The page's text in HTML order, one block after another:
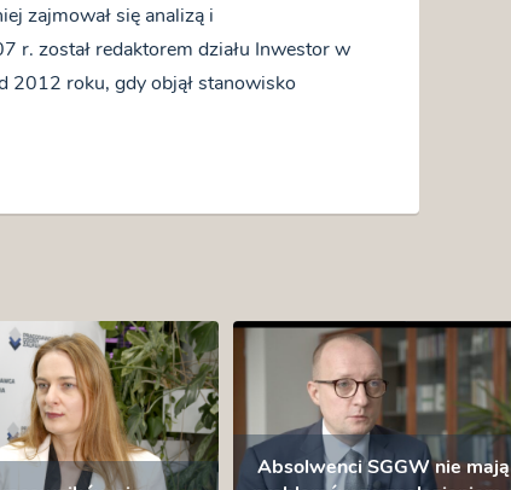
zajmował się analizą i
r. został redaktorem działu Inwestor w
2012 roku, gdy objął stanowisko
Absolwenci SGGW nie mają